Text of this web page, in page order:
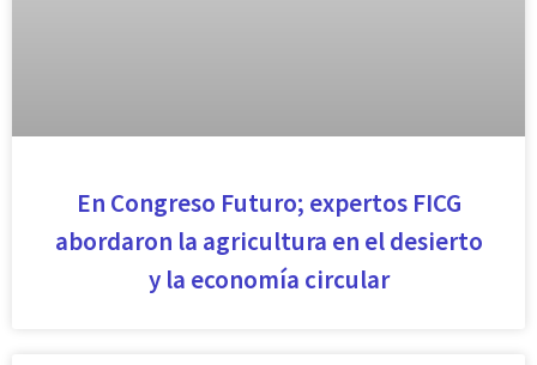
En Congreso Futuro; expertos FICG
abordaron la agricultura en el desierto
y la economía circular